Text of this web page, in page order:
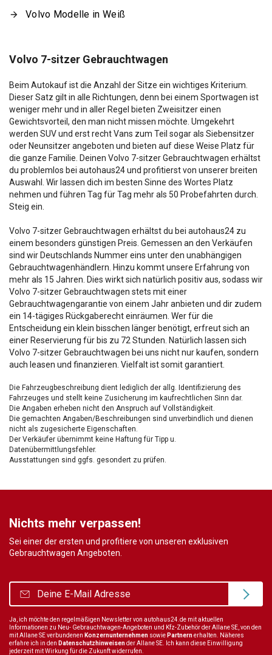
Volvo Modelle in Weiß
Volvo 7-sitzer Gebrauchtwagen
Beim Autokauf ist die Anzahl der Sitze ein wichtiges Kriterium.
Dieser Satz gilt in alle Richtungen, denn bei einem Sportwagen ist
weniger mehr und in aller Regel bieten Zweisitzer einen
Gewichtsvorteil, den man nicht missen möchte. Umgekehrt
werden SUV und erst recht Vans zum Teil sogar als Siebensitzer
oder Neunsitzer angeboten und bieten auf diese Weise Platz für
die ganze Familie. Deinen Volvo 7-sitzer Gebrauchtwagen erhältst
du problemlos bei autohaus24 und profitierst von unserer breiten
Auswahl. Wir lassen dich im besten Sinne des Wortes Platz
nehmen und führen Tag für Tag mehr als 50 Probefahrten durch.
Steig ein.
Volvo 7-sitzer Gebrauchtwagen erhältst du bei autohaus24 zu
einem besonders günstigen Preis. Gemessen an den Verkäufen
sind wir Deutschlands Nummer eins unter den unabhängigen
Gebrauchtwagenhändlern. Hinzu kommt unsere Erfahrung von
mehr als 15 Jahren. Dies wirkt sich natürlich positiv aus, sodass wir
Volvo 7-sitzer Gebrauchtwagen stets mit einer
Gebrauchtwagengarantie von einem Jahr anbieten und dir zudem
ein 14-tägiges Rückgaberecht einräumen. Wer für die
Entscheidung ein klein bisschen länger benötigt, erfreut sich an
einer Reservierung für bis zu 72 Stunden. Natürlich lassen sich
Volvo 7-sitzer Gebrauchtwagen bei uns nicht nur kaufen, sondern
auch leasen und finanzieren. Vielfalt ist somit garantiert.
Die Fahrzeugbeschreibung dient lediglich der allg. Identifizierung des
Fahrzeuges und stellt keine Zusicherung im kaufrechtlichen Sinn dar.
Die Angaben erheben nicht den Anspruch auf Vollständigkeit.
Die gemachten Angaben/Beschreibungen sind unverbindlich und dienen
nicht als zugesicherte Eigenschaften.
Der Verkäufer übernimmt keine Haftung für Tipp u.
Datenübermittlungsfehler.
Ausstattungen sind ggfs. gesondert zu prüfen.
Nichts mehr verpassen!
Sei einer der ersten und profitiere von unseren exklusiven
Gebrauchtwagen Angeboten.
Ja, ich möchte den regelmäßigen Newsletter von autohaus24.de mit aktuellen
Informationen zu Neu- Gebrauchtwagen-Angeboten und Kfz-Zubehör der Allane SE, von den
mit Allane SE verbundenen Konzernunternehmen sowie Partnernerhalten. Näheres
erfahre ich in den Datenschutzhinweisender Allane SE. Ich kann diese Einwilligung
jederzeit mit Wirkung für die Zukunft widerrufen.